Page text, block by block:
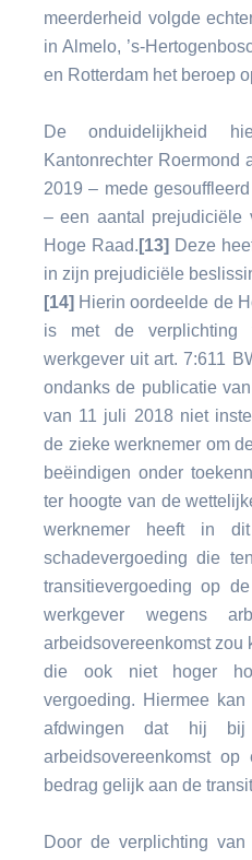
meerderheid volgde
in Almelo, ’s-
en Rotterdam het beroep
De onduidelijkheid
Kantonrechter Roermond
2019 – mede
– een aantal prejudiciële
Hoge Raad. [13] Deze
in zijn prejudiciële
[14] Hierin oordeelde de
is met de verplichting
werkgever uit art. 7:611
ondanks de publicatie
van 11 juli 2018 niet
de zieke werknemer om
beëindigen onder
ter hoogte van de
werknemer heeft in
schadevergoeding die
transitievergoeding op
werkgever wegens
arbeidsovereenkomst zou
die ook niet hoger
vergoeding. Hiermee
afdwingen dat hij
arbeidsovereenkomst
bedrag gelijk aan de
Door de verplichting